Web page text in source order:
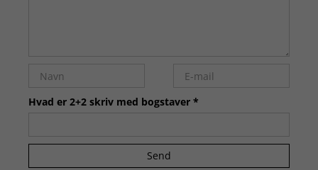
Hvad er 2+2 skriv med bogstaver *
Send